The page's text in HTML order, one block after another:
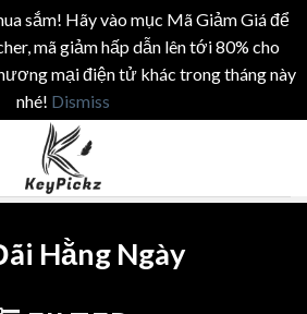
sắm! Hãy vào mục Mã Giảm Giá để
mã giảm hấp dẫn lên tới 80% cho
mại điện tử khác trong tháng này
nhé! Dismiss
Hằng Ngày